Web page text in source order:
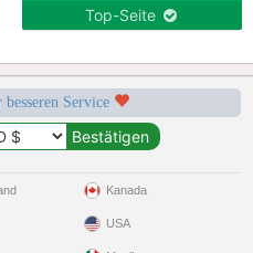
Top-Seite
Service
Kanada
USA